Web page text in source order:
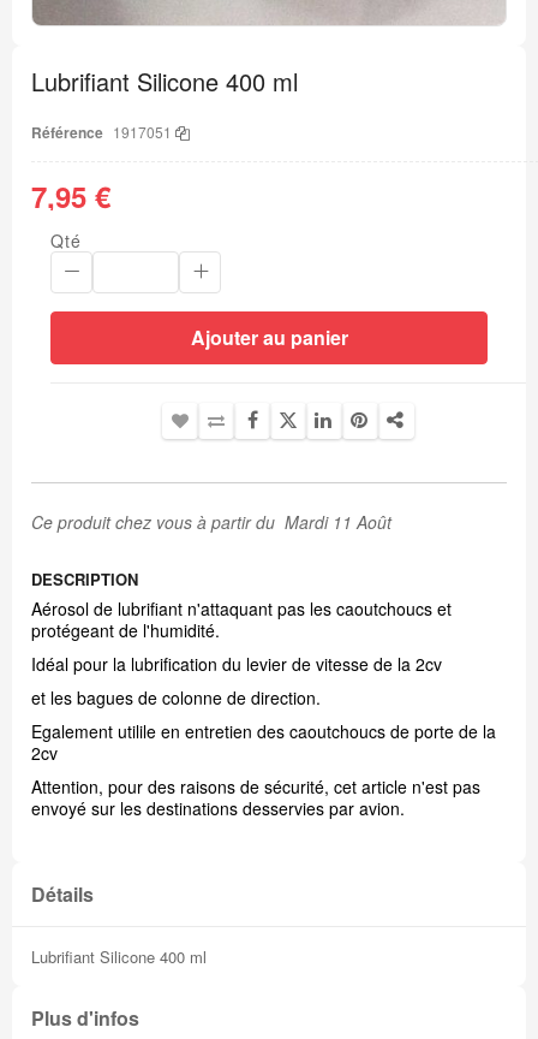
début
de
Galerie
Lubrifiant Silicone 400 ml
Référence 1917051
7,95 €
Qté
Ajouter au panier
Ce produit chez vous à partir du Mardi 11 Août
DESCRIPTION
Aérosol de lubrifiant n'attaquant pas les caoutchoucs et
protégeant de l'humidité.
Idéal pour la lubrification du levier de vitesse de la 2cv
et les bagues de colonne de direction.
Egalement utilile en entretien des caoutchoucs de porte de la
2cv
Attention, pour des raisons de sécurité, cet article n'est pas
envoyé sur les destinations desservies par avion.
Détails
Lubrifiant Silicone 400 ml
Plus d'infos